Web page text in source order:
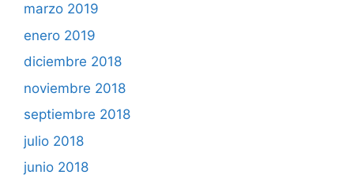
marzo 2019
enero 2019
diciembre 2018
noviembre 2018
septiembre 2018
julio 2018
junio 2018